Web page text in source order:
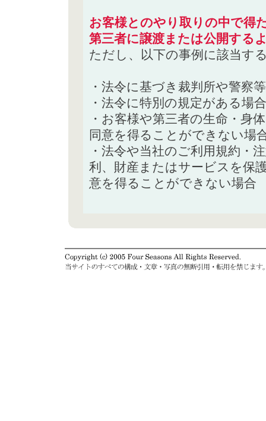
お客様とのやり取りの中で得
第三者に譲渡または公開する
ただし、以下の事例に該当す
・法令に基づき裁判所や警察
・法令に特別の規定がある場合
・お客様や第三者の生命・身
同意を得ることができない場
・法令や当社のご利用規約・
利、財産またはサービスを保
意を得ることができない場合